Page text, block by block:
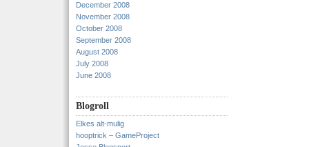
December 2008
November 2008
October 2008
September 2008
August 2008
July 2008
June 2008
Blogroll
Elkes alt-mulig
hooptrick – GameProject